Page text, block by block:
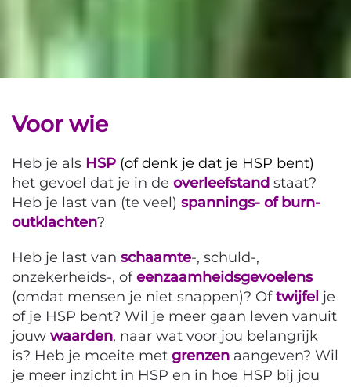
Voor wie
Heb je als HSP (of denk je dat je HSP bent)
het gevoel dat je in de overleefstand staat?
Heb je last van (te veel) spannings- of burn-
outklachten?
Heb je last van schaamte-, schuld-,
onzekerheids-, ofeenzaamheidsgevoelens
(omdat mensen je niet snappen)? Oftwijfel je
of je HSP bent? Wil je meer gaan leven vanuit
jouw waarden, naar wat voor jou belangrijk
is? Heb je moeite met grenzen aangeven? Wil
je meer inzicht in HSP en in hoe HSP bij jou